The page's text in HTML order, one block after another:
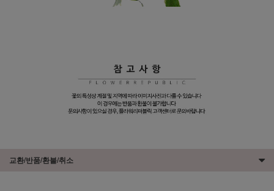
교환/반품/환불/취소